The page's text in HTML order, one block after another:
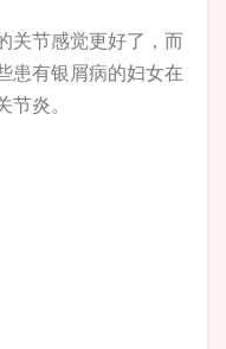
关节感觉更好了，而
患有银屑病的妇女在
炎。